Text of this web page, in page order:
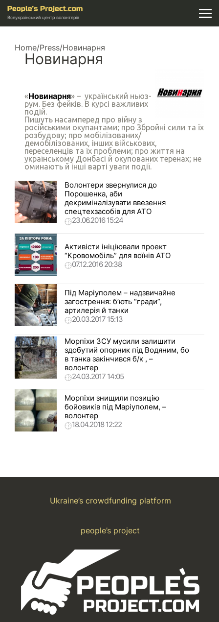
Всеукраїнський центр волонтерів
Home/Press/Новинарня
Новинарня
«Новинарня» – український ньюз-
рум. Без фейків. В курсі важливих
подій.
Пишуть насамперед про війну з
російськими окупантами; про Збройні сили та їх
розбудову; про мобілізованих/
демобілізованих, інших військових,
переселенців та їх проблеми; про життя на
українському Донбасі й окупованих теренах; не
оминають й інші варті уваги події.
Волонтери звернулися до
Порошенка, аби
декриміналізувати ввезення
спецтехзасобів для АТО
23.06.2016 15:24
Активісти ініціювали проект
“Кровомобіль” для воїнів АТО
07.12.2016 20:38
Під Маріуполем – надзвичайне
загострення: б’ють “гради”,
артилерія й танки
20.03.2017 15:13
Морпіхи ЗСУ мусили залишити
здобутий опорник під Водяним, бо
в танка закінчився б/к , –
волонтер
24.03.2017 14:05
Морпіхи знищили позицію
бойовиків під Маріуполем, –
волонтер
18.04.2018 12:22
Ukraine’s crowdfunding platform
people’s project